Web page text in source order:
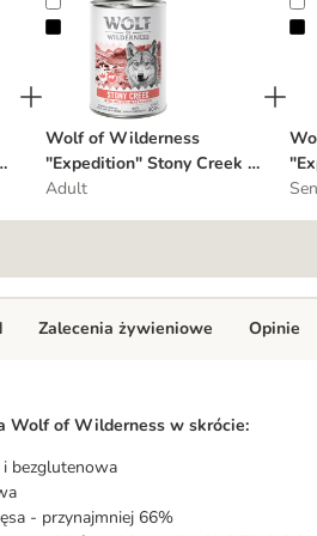
Adult, 1 x 400 g
Wolf of Wilderness "Expedition"
Wolf of Wilderness
"Expedition" Stony Creek -
drób z wołowiną, 1 x 400 g
Adult
Wolf of Wilderness w skrócie:
bezglutenowa
- przynajmniej 66%
Zalecenia żywieniowe Opinie